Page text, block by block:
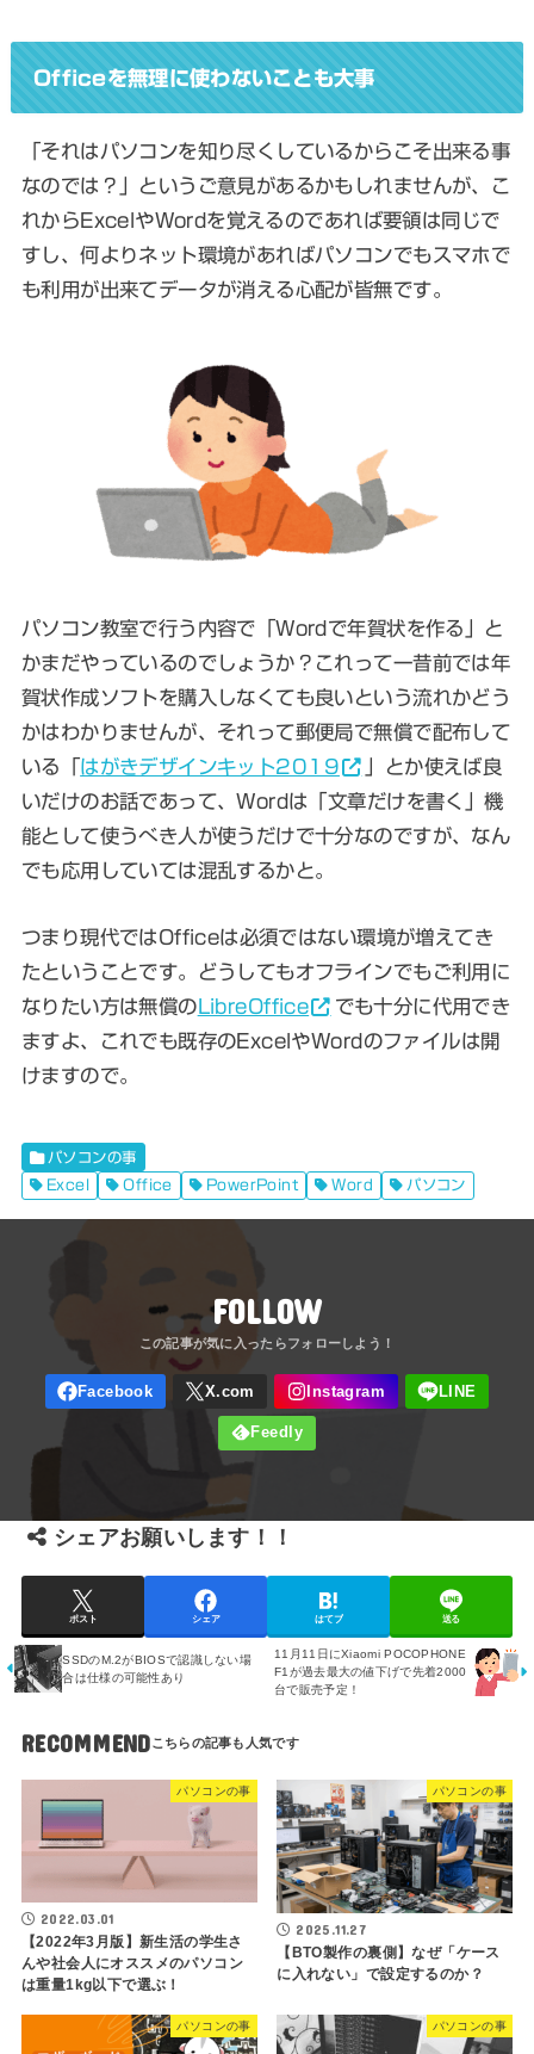
Officeを無理に使わないことも大事
「それはパソコンを知り尽くしているからこそ出来る事
なのでは？」というご意見があるかもしれませんが、こ
れからExcelやWordを覚えるのであれば要領は同じで
すし、何よりネット環境があればパソコンでもスマホで
も利用が出来てデータが消える心配が皆無です。
パソコン教室で行う内容で「Wordで年賀状を作る」と
かまだやっているのでしょうか？これって一昔前では年
賀状作成ソフトを購入しなくても良いという流れかどう
かはわかりませんが、それって郵便局で無償で配布して
いる「はがきデザインキット2019
」とか使えば良
いだけのお話であって、Wordは「文章だけを書く」機
能として使うべき人が使うだけで十分なのですが、なん
でも応用していては混乱するかと。
つまり現代ではOfficeは必須ではない環境が増えてき
たということです。どうしてもオフラインでもご利用に
なりたい方は無償の LibreOffice
でも十分に代用でき
ますよ、これでも既存のExcelやWordのファイルは開
けますので。
パソコンの事
Excel
Office PowerPoint Word パソコン
FOLLOW
シェアお願いします！！
ポスト シェア はてブ 送る
11月11日にXiaomi POCOPHONE
F1が過去最大の値下げで先着2000
台で販売予定！
SSDのM.2がBIOSで認識しない場
合は仕様の可能性あり
RECOMMEND
パソコンの事
2022.03.01
【2022年3月版】新生活の学生さ
んや社会人にオススメのパソコン
は重量1kg以下で選ぶ！
パソコンの事
2025.11.27
【BTO製作の裏側】なぜ「ケース
に入れない」で設定するのか？
パソコンの事 パソコンの事